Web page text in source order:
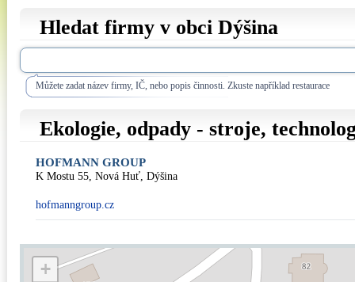
Hledat firmy v obci Dýšina
Můžete zadat název firmy, IČ, nebo popis činnosti. Zkuste například restaurace
Ekologie, odpady - stroje,
HOFMANN GROUP
K Mostu 55, Nová Huť, Dýšina
hofmanngroup.cz
+